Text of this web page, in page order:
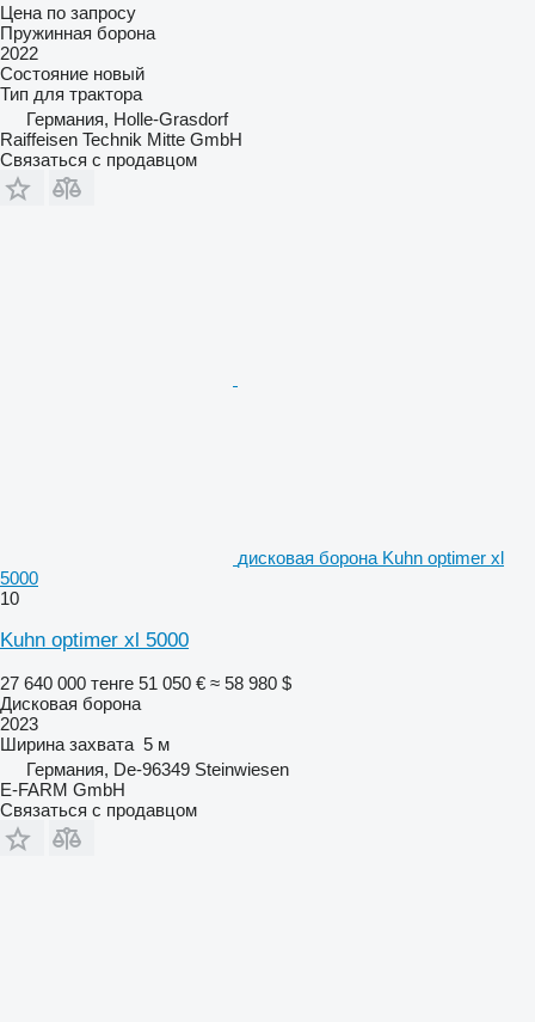
Цена по запросу
Пружинная борона
2022
Состояние новый
Тип для трактора
Германия, Holle-Grasdorf
Raiffeisen Technik Mitte GmbH
Связаться с продавцом
дисковая борона Kuhn optimer xl
5000
10
Kuhn optimer xl 5000
27 640 000 тенге 51 050 € ≈ 58 980 $
Дисковая борона
2023
Ширина захвата 5 м
Германия, De-96349 Steinwiesen
E-FARM GmbH
Связаться с продавцом